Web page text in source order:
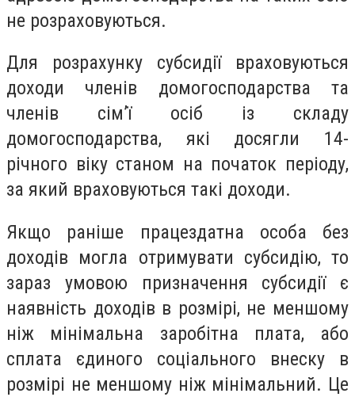
не розраховуються.
Для розрахунку субсидії враховуються
доходи членів домогосподарства та
членів сім’ї осіб із складу
домогосподарства, які досягли 14-
річного віку станом на початок періоду,
за який враховуються такі доходи.
Якщо раніше працездатна особа без
доходів могла отримувати субсидію, то
зараз умовою призначення субсидії є
наявність доходів в розмірі, не меншому
ніж мінімальна заробітна плата, або
сплата єдиного соціального внеску в
розмірі не меншому ніж мінімальний. Це